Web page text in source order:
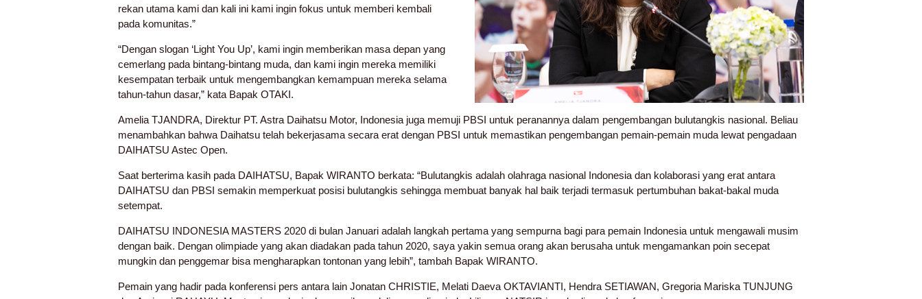
rekan utama kami dan kali ini kami ingin fokus untuk memberi kembali
pada komunitas.”
“Dengan slogan ‘Light You Up’, kami ingin memberikan masa depan yang
cemerlang pada bintang-bintang muda, dan kami ingin mereka memiliki
kesempatan terbaik untuk mengembangkan kemampuan mereka selama
tahun-tahun dasar,” kata Bapak OTAKI.
Amelia TJANDRA, Direktur PT. Astra Daihatsu Motor, Indonesia juga memuji PBSI untuk peranannya dalam pengembangan bulutangkis nasional. Beliau
menambahkan bahwa Daihatsu telah bekerjasama secara erat dengan PBSI untuk memastikan pengembangan pemain-pemain muda lewat pengadaan
DAIHATSU Astec Open.
Saat berterima kasih pada DAIHATSU, Bapak WIRANTO berkata: “Bulutangkis adalah olahraga nasional Indonesia dan kolaborasi yang erat antara
DAIHATSU dan PBSI semakin memperkuat posisi bulutangkis sehingga membuat banyak hal baik terjadi termasuk pertumbuhan bakat-bakal muda
setempat.
DAIHATSU INDONESIA MASTERS 2020 di bulan Januari adalah langkah pertama yang sempurna bagi para pemain Indonesia untuk mengawali musim
dengan baik. Dengan olimpiade yang akan diadakan pada tahun 2020, saya yakin semua orang akan berusaha untuk mengamankan poin secepat
mungkin dan penggemar bisa mengharapkan tontonan yang lebih”, tambah Bapak WIRANTO.
Pemain yang hadir pada konferensi pers antara lain Jonatan CHRISTIE, Melati Daeva OKTAVIANTI, Hendra SETIAWAN, Gregoria Mariska TUNJUNG